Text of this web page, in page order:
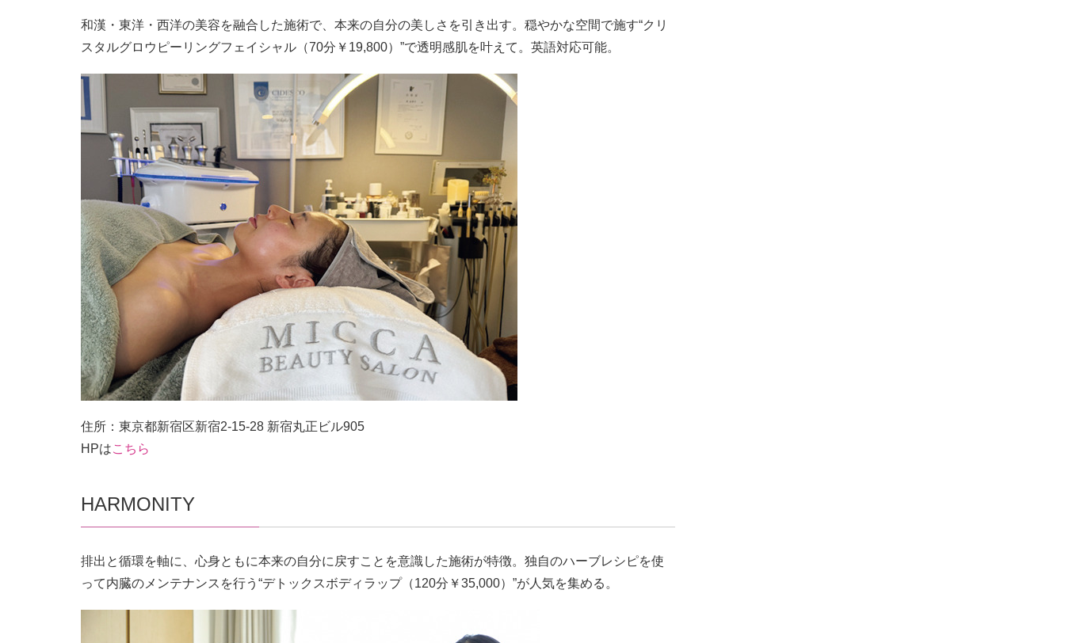
和漢・東洋・西洋の美容を融合した施術で、本来の自分の美しさを引き出す。穏やかな空間で施す“クリ
スタルグロウピーリングフェイシャル（70分￥19,800）”で透明感肌を叶えて。英語対応可能。
住所：東京都新宿区新宿2-15-28 新宿丸正ビル905
HPはこちら
HARMONITY
排出と循環を軸に、心身ともに本来の自分に戻すことを意識した施術が特徴。独自のハーブレシピを使
って内臓のメンテナンスを行う“デトックスボディラップ（120分￥35,000）”が人気を集める。